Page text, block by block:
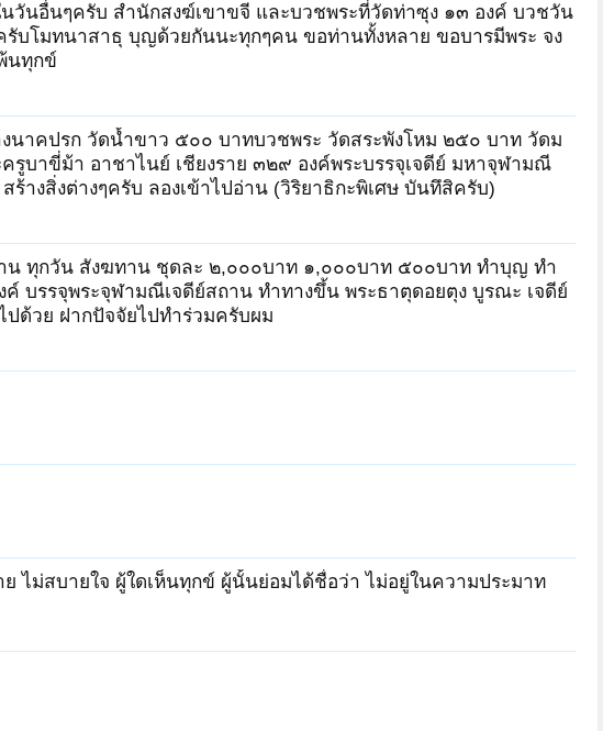
นวันอื่นๆครับ สำนักสงฆ์เขาขจี และบวชพระที่วัดท่าซุง ๑๓ องค์ บวชวัน
บโมทนาสาธุ บุญด้วยกันนะทุกๆคน ขอท่านทั้งหลาย ขอบารมีพระ จง
นทุกข์
นาคปรก วัดน้ำขาว ๕๐๐ บาทบวชพระ วัดสระพังโหม ๒๕๐ บาท วัดม
รูบาขี่ม้า อาชาไนย์ เชียงราย ๓๒๙ องค์พระบรรจุเจดีย์ มหาจุฬามณี
างสิ่งต่างๆครับ ลองเข้าไปอ่าน (วิริยาธิกะพิเศษ บันทึสิครับ)
น ทุกวัน สังฆทาน ชุดละ ๒,๐๐๐บาท ๑,๐๐๐บาท ๕๐๐บาท ทำบุญ ทำ
บรรจุพระจุฬามณีเจดีย์สถาน ทำทางขึ้น พระธาตุดอยตุง บูรณะ เจดีย์
ปด้วย ฝากปัจจัยไปทำร่วมครับผม
ไม่สบายใจ ผู้ใดเห็นทุกข์ ผู้นั้นย่อมได้ชื่อว่า ไม่อยู่ในความประมาท